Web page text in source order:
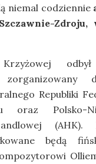
niemal codziennie
Zdroju,
zorganizowany
Republiki
oraz Polsko-
będą